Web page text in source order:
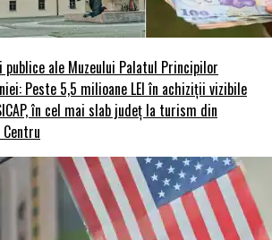
publice ale Muzeului Palatul Principilor
Peste 5,5 milioane LEI în achiziții vizibile
în cel mai slab județ la turism din